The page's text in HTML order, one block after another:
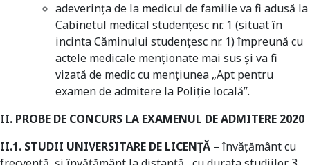
adeverinţa de la medicul de familie va fi adusă la
Cabinetul medical studenţesc nr. 1 (situat în
incinta Căminului studenţesc nr. 1) împreună cu
actele medicale menţionate mai sus şi va fi
vizată de medic cu menţiunea „Apt pentru
examen de admitere la Poliție locală”.
II. PROBE DE CONCURS LA EXAMENUL DE ADMITERE 2020
II.1. STUDII UNIVERSITARE DE LICENŢĂ – învățământ cu